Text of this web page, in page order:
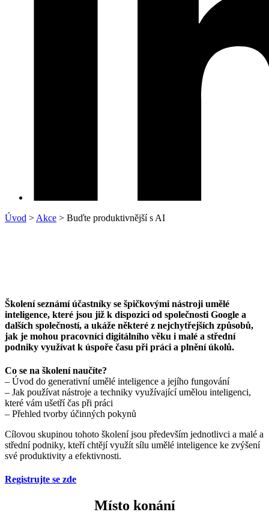
Úvod > Akce > Buďte produktivnější s AI
Školení seznámí účastníky se špičkovými nástroji umělé
inteligence, které jsou již k dispozici od společnosti Google a
dalších společností, a ukáže některé z nejchytřejších způsobů,
jak je mohou pracovníci digitálního věku i malé a střední
podniky využívat k úspoře času při práci a plnění úkolů.
Co se na školení naučíte?
– Úvod do generativní umělé inteligence a jejího fungování
– Jak používat nástroje a techniky využívající umělou inteligenci,
které vám ušetří čas při práci
– Přehled tvorby účinných pokynů
Cílovou skupinou tohoto školení jsou především jednotlivci a malé a
střední podniky, kteří chtějí využít sílu umělé inteligence ke zvýšení
své produktivity a efektivnosti.
Registrujte se zde
Místo konání